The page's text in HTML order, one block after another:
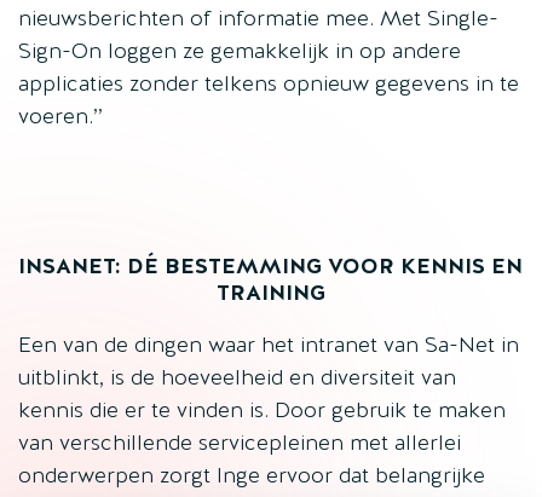
nieuwsberichten of informatie mee. Met Single-
Sign-On loggen ze gemakkelijk in op andere
applicaties zonder telkens opnieuw gegevens in te
voeren.’’
INSANET: DÉ BESTEMMING VOOR KENNIS EN
TRAINING
Een van de dingen waar het intranet van Sa-Net in
uitblinkt, is de hoeveelheid en diversiteit van
kennis die er te vinden is. Door gebruik te maken
van verschillende servicepleinen met allerlei
onderwerpen zorgt Inge ervoor dat belangrijke